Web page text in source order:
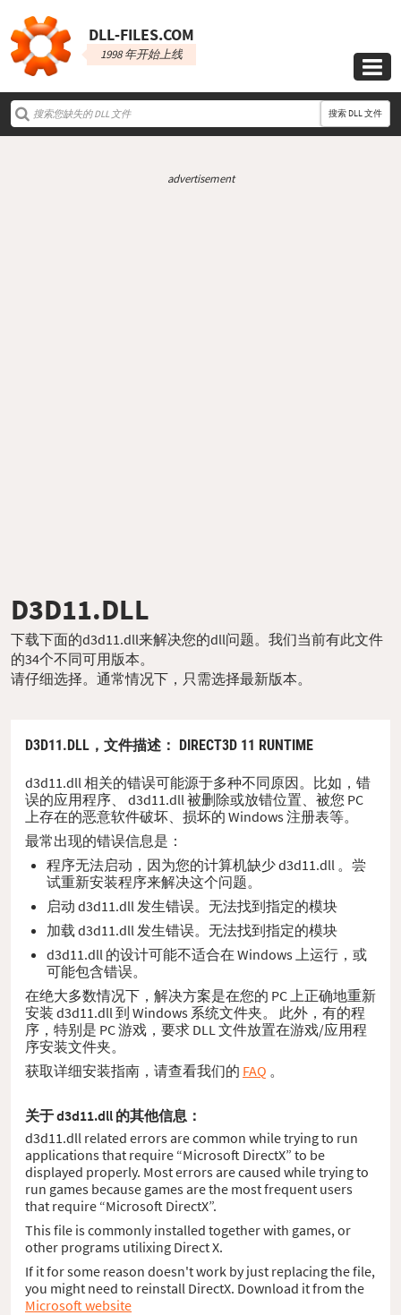
DLL‑FILES.COM
1998 年开始上线

搜索 DLL 文件
advertisement
D3D11.DLL
下载下面的d3d11.dll来解决您的dll问题。我们当前有此文件
的34个不同可用版本。
请仔细选择。通常情况下，只需选择最新版本。
D3D11.DLL， 文件描述 ： DIRECT3D 11 RUNTIME
d3d11.dll 相关的错误可能源于多种不同原因。比如，错
误的应用程序、 d3d11.dll 被删除或放错位置、被您 PC
上存在的恶意软件破坏、损坏的 Windows 注册表等。
最常出现的错误信息是：
程序无法启动，因为您的计算机缺少 d3d11.dll 。尝
试重新安装程序来解决这个问题。
启动 d3d11.dll 发生错误。无法找到指定的模块
加载 d3d11.dll 发生错误。无法找到指定的模块
d3d11.dll 的设计可能不适合在 Windows 上运行，或
可能包含错误。
在绝大多数情况下，解决方案是在您的 PC 上正确地重新
安装 d3d11.dll 到 Windows 系统文件夹。 此外，有的程
序，特别是 PC 游戏，要求 DLL 文件放置在游戏/应用程
序安装文件夹。
获取详细安装指南，请查看我们的 FAQ 。
关于 d3d11.dll 的其他信息：
d3d11.dll related errors are common while trying to run
applications that require “Microsoft DirectX” to be
displayed properly. Most errors are caused while trying to
run games because games are the most frequent users
that require “Microsoft DirectX”.
This file is commonly installed together with games, or
other programs utilixing Direct X.
If it for some reason doesn't work by just replacing the file,
you might need to reinstall DirectX. Download it from the
Microsoft website